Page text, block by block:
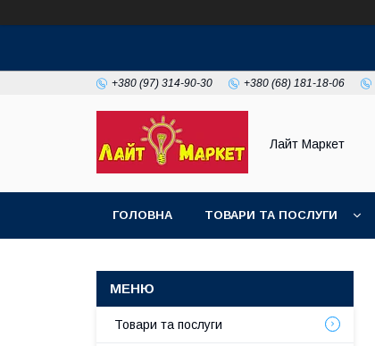
+380 (97) 314-90-30 +380 (68) 181-18-06
Лайт Маркет
ГОЛОВНА ТОВАРИ ТА ПОСЛУГИ
Товари та послуги